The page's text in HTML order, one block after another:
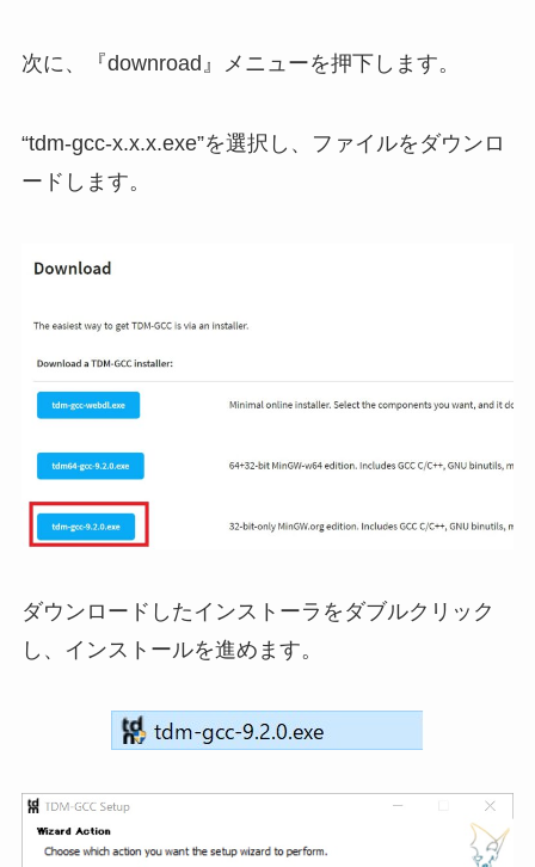
次に、『downroad』メニューを押下します。
“tdm-gcc-x.x.x.exe”を選択し、ファイルをダウンロ
ードします。
ダウンロードしたインストーラをダブルクリック
し、インストールを進めます。